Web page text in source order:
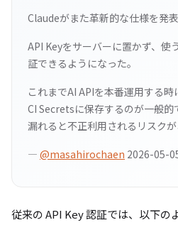
Claudeがまた革新的な仕様を発表
API Keyをサーバーに置かず、使
証できるようになった。
これまでAI APIを本番運用する
CI Secretsに保存するのが一般的
漏れると不正利用されるリスクが
— @masahirochaen 2026-05-
従来の API Key 認証では、以下の